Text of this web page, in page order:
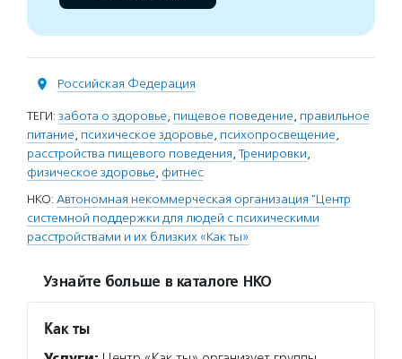
Российская Федерация
ТЕГИ: забота о здоровье, пищевое поведение, правильное
питание, психическое здоровье, психопросвещение,
расстройства пищевого поведения, Тренировки,
физическое здоровье, фитнес
НКО: Автономная некоммерческая организация "Центр
системной поддержки для людей с психическими
расстройствами и их близких «Как ты»
Узнайте больше в каталоге НКО
Как ты